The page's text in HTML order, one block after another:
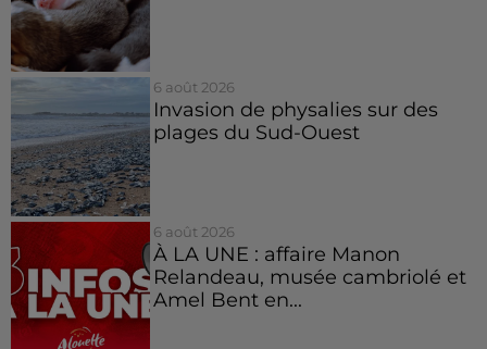
6 août 2026
Invasion de physalies sur des
plages du Sud-Ouest
6 août 2026
À LA UNE : affaire Manon
Relandeau, musée cambriolé et
Amel Bent en...